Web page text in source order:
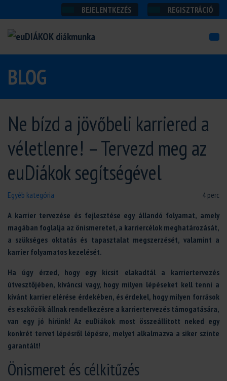
BEJELENTKEZÉS REGISZTRÁCIÓ
BLOG
Ne bízd a jövőbeli karriered a
véletlenre! – Tervezd meg az
euDiákok segítségével
Egyéb kategória
4 perc
A karrier tervezése és fejlesztése egy állandó folyamat, amely
magában foglalja az önismeretet, a karriercélok meghatározását,
a szükséges oktatás és tapasztalat megszerzését, valamint a
karrier folyamatos kezelését.
Ha úgy érzed, hogy egy kicsit elakadtál a karriertervezés
útvesztőjében, kíváncsi vagy, hogy milyen lépéseket kell tenni a
kívánt karrier elérése érdekében, és érdekel, hogy milyen források
és eszközök állnak rendelkezésre a karriertervezés támogatására,
van egy jó hírünk! Az euDiákok most összeállított neked egy
konkrét tervet lépésről lépésre, melyet alkalmazva a siker szinte
garantált!
Önismeret és célkitűzés